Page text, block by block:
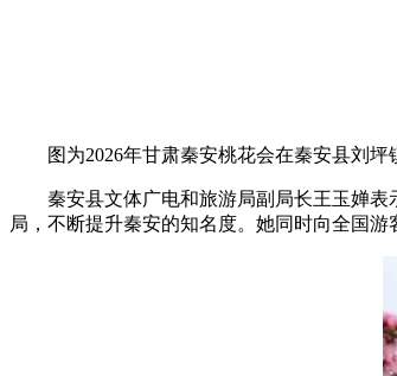
图为2026年甘肃秦安桃花会在秦安县刘坪
秦安县文体广电和旅游局副局长王玉婵表
局，不断提升秦安的知名度。她同时向全国